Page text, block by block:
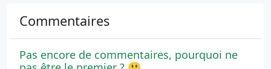
Commentaires
Pas encore de commentaires, pourquoi ne